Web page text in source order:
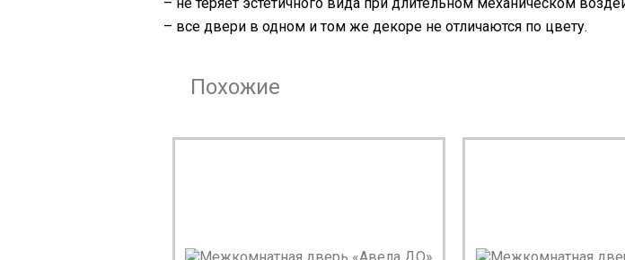
– все двери в одном и том же декоре не отличаются по цвету.
Похожие